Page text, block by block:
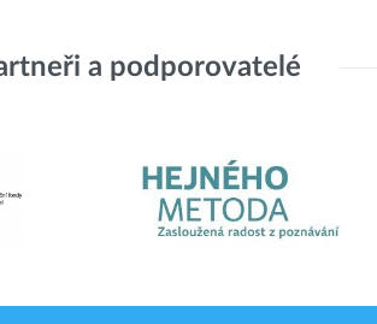
a podporovatelé